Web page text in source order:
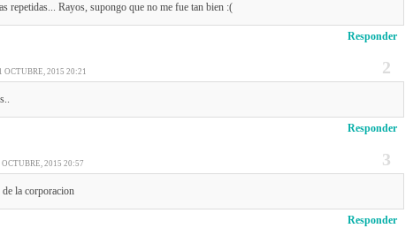
repetidas... Rayos, supongo que no me fue tan bien :(
Responder
OCTUBRE, 2015 20:21
Responder
OCTUBRE, 2015 20:57
la corporacion
Responder